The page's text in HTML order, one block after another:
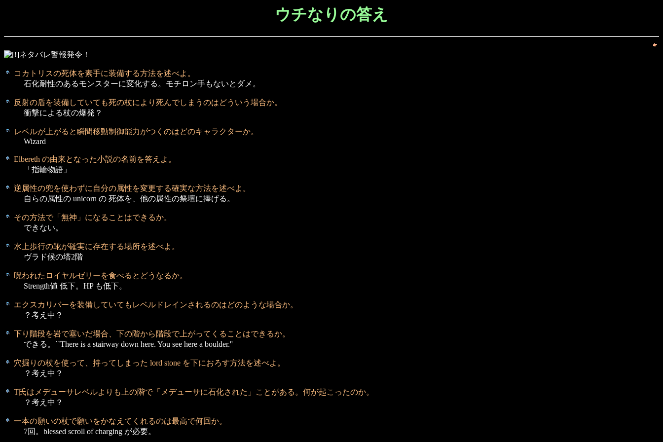
ウチなりの答え
ネタバレ警報発令！
コカトリスの死体を素手に装備する方法を述べよ。
石化耐性のあるモンスターに変化する。モチロン手もないとダメ。
反射の盾を装備していても死の杖により 死んでしまうのはどういう場合か。
衝撃による杖の爆発？
レベルが上がると瞬間移動制御能力がつくのはどのキャラクターか。
Wizard
Elbereth の由来となった小説の名前を答えよ。
「指輪物語」
逆属性の兜を使わずに自分の属性を変更する確実な方法を述べよ。
自らの属性の unicorn の 死体を、他の属性の祭壇に捧げる。
その方法で「無神」になることはできるか。
できない。
水上歩行の靴が確実に存在する場所を述べよ。
ヴラド候の塔2階
呪われたロイヤルゼリーを食べるとどうなるか。
Strength値 低下。HP も低下。
エクスカリバーを装備していてもレベルドレインされるのはどのような場合か。
？考え中？
下り階段を岩で塞いだ場合、下の階から 階段で上がってくることはできるか。
できる。``There is a stairway down here. You see here a boulder.''
穴掘りの杖を使って、持ってしまった lord stone を下におろす方法を述べよ。
？考え中？
T氏はメデューサレベルよりも上の階で「メデューサに石化された」ことがある。何が起こったのか。
？考え中？
一本の願いの杖で願いをかなえてくれるのは最高で何回か。
7回。blessed scroll of charging が必要。